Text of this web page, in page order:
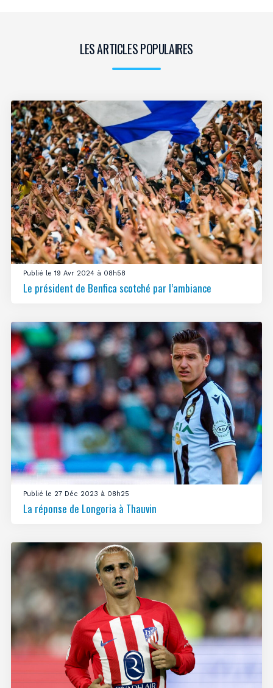
LES ARTICLES POPULAIRES
Publié le 19 Avr 2024 à 08h58
Le président de Benfica scotché par l’ambiance
Publié le 27 Déc 2023 à 08h25
La réponse de Longoria à Thauvin